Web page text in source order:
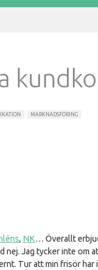
MARKNADSFÖRING
, NK… Överallt
nej. Jag tycker inte om
Tur att min frisör